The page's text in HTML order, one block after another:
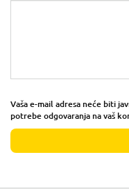
Vaša e-mail adresa neće biti
potrebe odgovaranja na vaš